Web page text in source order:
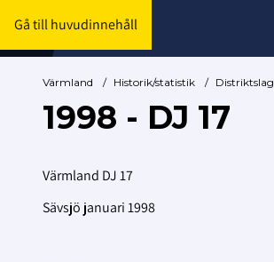
Gå till huvudinnehåll
Värmland / Historik/statistik / Distriktslag
1998 - DJ 17
Värmland DJ 17
Sävsjö januari 1998